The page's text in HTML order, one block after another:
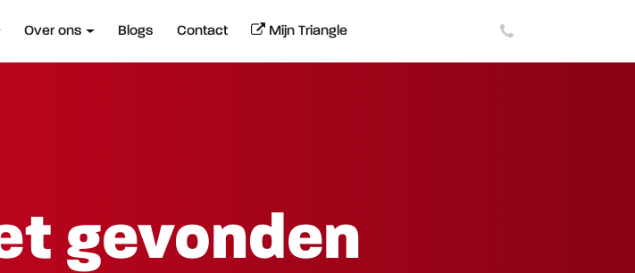
Over ons Blogs Contact Mijn Triangle
gevonden